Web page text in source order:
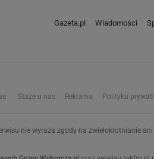
Gazeta.pl Wiadomości
Staże u nas Reklama Polityka
nie wyraża zgody na zwielokrotnianie